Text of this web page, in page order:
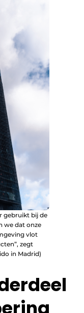
gebruikt bij de
we dat onze
vlot
zegt
in Madrid)